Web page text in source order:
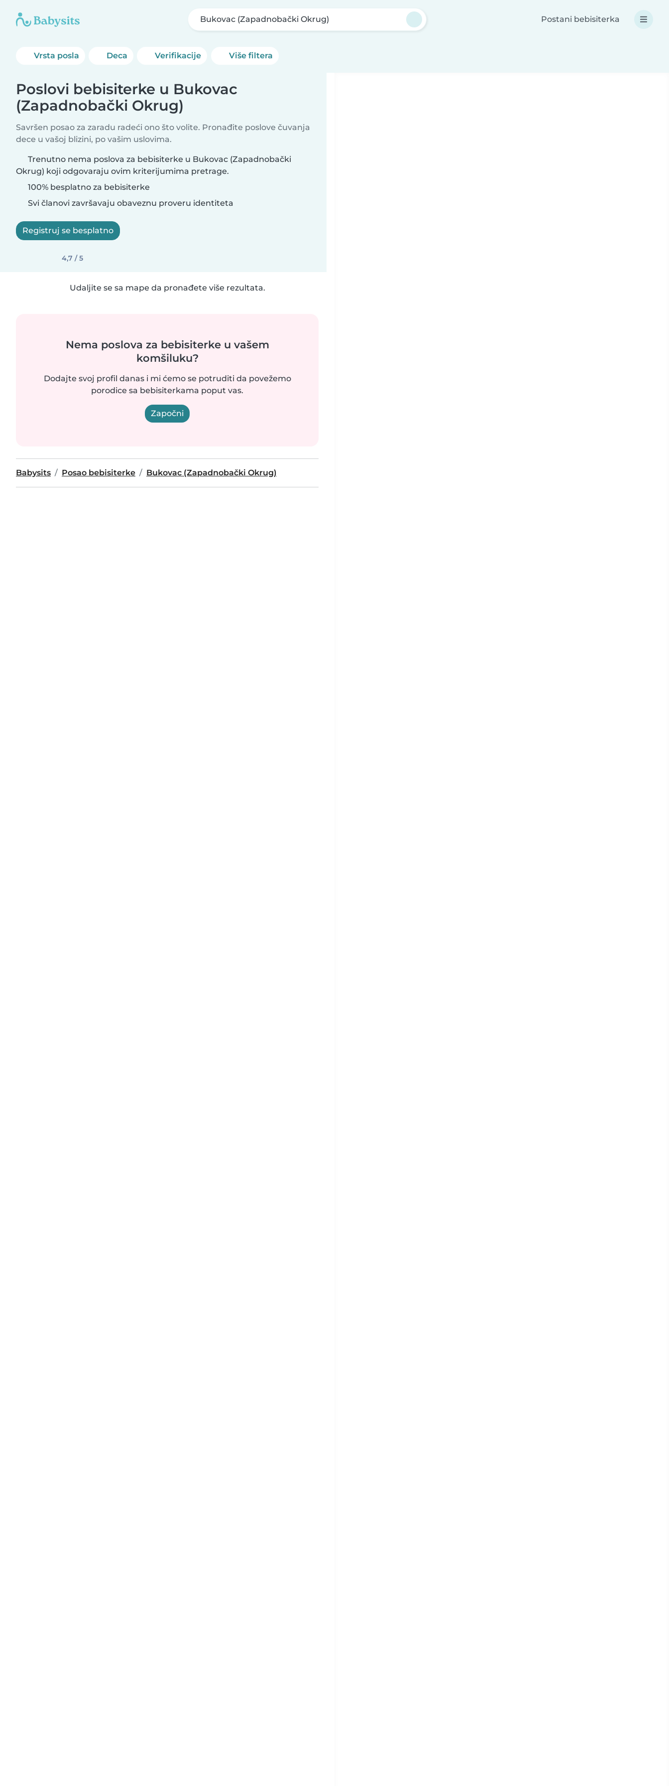
Bukovac (Zapadnobački Okrug) Postani bebisiterka
Vrsta posla Deca Verifikacije Više filtera
Poslovi bebisiterke u Bukovac
(Zapadnobački Okrug)
Savršen posao za zaradu radeći ono što volite. Pronađite poslove čuvanja
dece u vašoj blizini, po vašim uslovima.
Trenutno nema poslova za bebisiterke u Bukovac (Zapadnobački
Okrug) koji odgovaraju ovim kriterijumima pretrage.
100% besplatno za bebisiterke
Svi članovi završavaju obaveznu proveru identiteta
Registruj se besplatno
4,7 / 5
Udaljite se sa mape da pronađete više rezultata.
Nema poslova za bebisiterke u vašem
komšiluku?
Dodajte svoj profil danas i mi ćemo se potruditi da povežemo
porodice sa bebisiterkama poput vas.
Započni
Babysits Posao bebisiterke Bukovac (Zapadnobački Okrug)